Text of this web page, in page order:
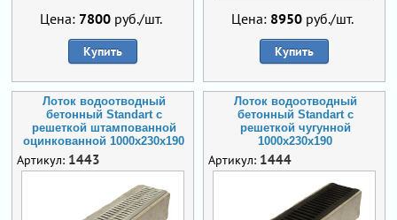
Цена: 7800руб./шт.
Купить
Цена: 8950руб./шт.
Купить
Лоток водоотводный
бетонный Standart с
решеткой штампованной
оцинкованной 1000x230x190
Артикул: 1443
Лоток водоотводный
бетонный Standart с
решеткой чугунной
1000x230x190
Артикул: 1444